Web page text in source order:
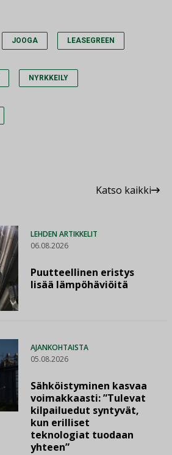
JOOGA LEASEGREEN
NYRKKEILY
Katso kaikki
LEHDEN ARTIKKELIT
06.08.2026
Puutteellinen eristys
lisää lämpöhäviöitä
AJANKOHTAISTA
05.08.2026
Sähköistyminen kasvaa
voimakkaasti: ”Tulevat
kilpailuedut syntyvät,
kun erilliset
teknologiat tuodaan
yhteen”